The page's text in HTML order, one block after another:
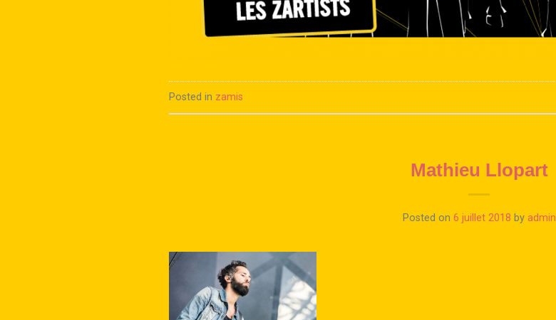
Posted in zamis
Mathieu Llopart
Posted on 6 juillet 2018 by admin